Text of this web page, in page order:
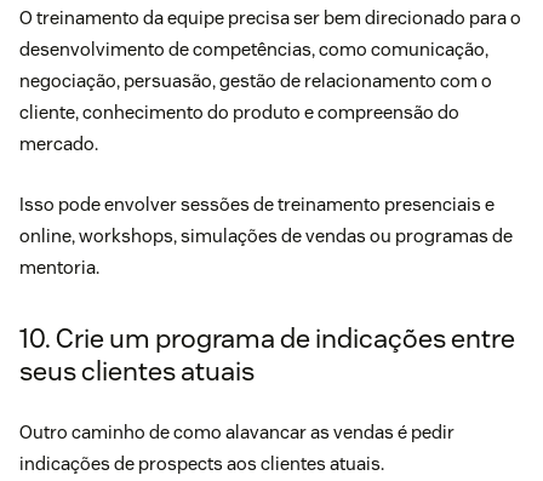
O treinamento da equipe precisa ser bem direcionado para o
desenvolvimento de competências, como comunicação,
negociação, persuasão, gestão de relacionamento com o
cliente, conhecimento do produto e compreensão do
mercado.
Isso pode envolver sessões de treinamento presenciais e
online, workshops, simulações de vendas ou programas de
mentoria.
10. Crie um programa de indicações entre
seus clientes atuais
Outro caminho de como alavancar as vendas é pedir
indicações de prospects aos clientes atuais.